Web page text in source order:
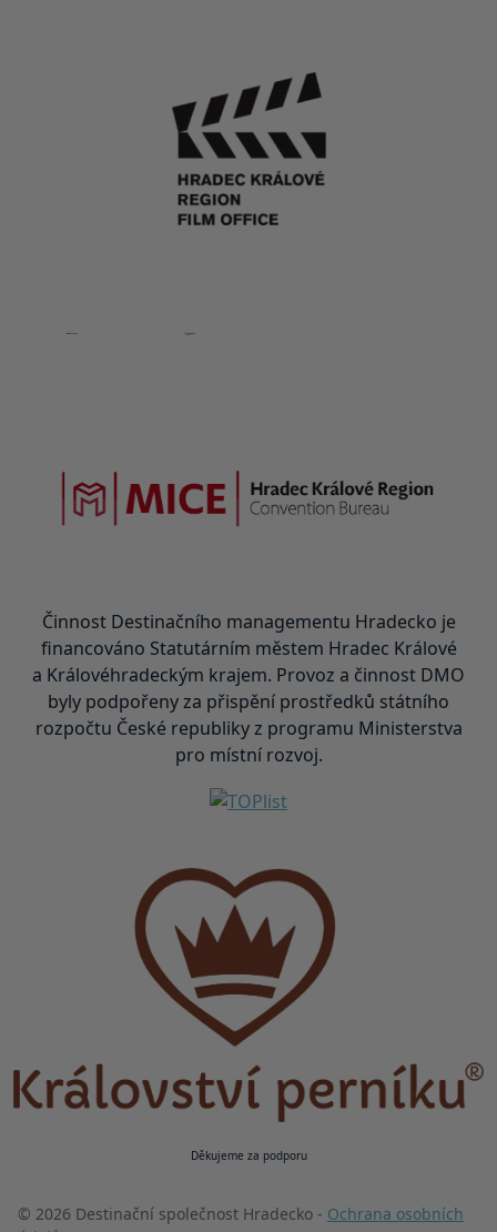
Činnost Destinačního managementu Hradecko je
financováno Statutárním městem Hradec Králové
a Královéhradeckým krajem. Provoz a činnost DMO
byly podpořeny za přispění prostředků státního
rozpočtu České republiky z programu Ministerstva
pro místní rozvoj.
Děkujeme za podporu
© 2026 Destinační společnost Hradecko - Ochrana osobních